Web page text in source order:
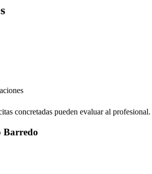
concretadas pueden evaluar al profesional.
Barredo